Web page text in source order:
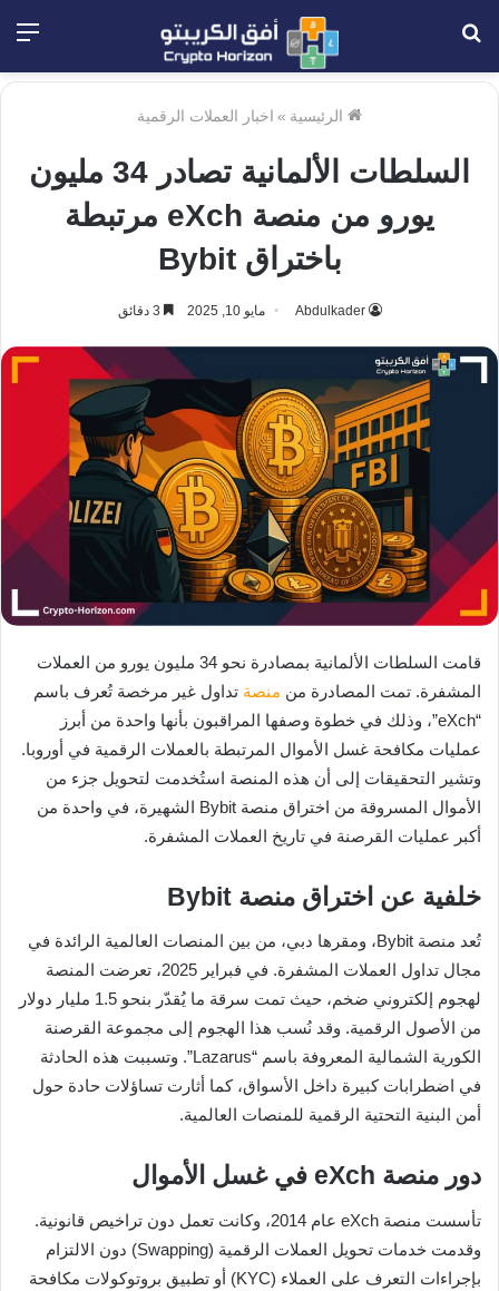
الرئيسية » اخبار العملات الرقمية
السلطات الألمانية تصادر 34 مليون
يورو من منصة eXch مرتبطة
باختراق Bybit
Abdulkader مايو 10, 2025
قامت السلطات الألمانية بمصادرة نحو 34 مليون يورو من العملات
المشفرة. تمت المصادرة من منصة تداول غير مرخصة تُعرف باسم
“eXch”، وذلك في خطوة وصفها المراقبون بأنها واحدة من أبرز
عمليات مكافحة غسل الأموال المرتبطة بالعملات الرقمية في أوروبا.
وتشير التحقيقات إلى أن هذه المنصة استُخدمت لتحويل جزء من
الأموال المسروقة من اختراق منصة Bybit الشهيرة، في واحدة من
أكبر عمليات القرصنة في تاريخ العملات المشفرة.
خلفية عن اختراق منصة Bybit
تُعد منصة Bybit، ومقرها دبي، من بين المنصات العالمية الرائدة في
مجال تداول العملات المشفرة. في فبراير 2025، تعرضت المنصة
لهجوم إلكتروني ضخم، حيث تمت سرقة ما يُقدّر بنحو 1.5 مليار دولار
من الأصول الرقمية. وقد نُسب هذا الهجوم إلى مجموعة القرصنة
الكورية الشمالية المعروفة باسم “Lazarus”. وتسببت هذه الحادثة
في اضطرابات كبيرة داخل الأسواق، كما أثارت تساؤلات حادة حول
أمن البنية التحتية الرقمية للمنصات العالمية.
دور منصة eXch في غسل الأموال
تأسست منصة eXch عام 2014، وكانت تعمل دون تراخيص قانونية.
وقدمت خدمات تحويل العملات الرقمية (Swapping) دون الالتزام
بإجراءات التعرف على العملاء (KYC) أو تطبيق بروتوكولات مكافحة